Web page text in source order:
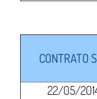
CONTRATO
22/05/